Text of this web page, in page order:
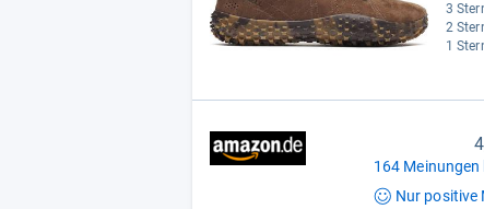
3
2
1
164 Meinungen
Nur positive